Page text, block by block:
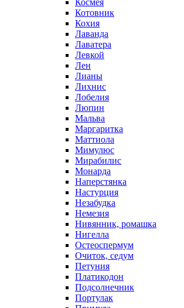
Космея
Котовник
Кохия
Лаванда
Лаватера
Левкой
Лен
Лианы
Лихнис
Лобелия
Люпин
Мальва
Маргаритка
Маттиола
Мимулюс
Мирабилис
Монарда
Наперстянка
Настурция
Незабудка
Немезия
Нивянник, ромашка
Нигелла
Остеоспермум
Очиток, седум
Петуния
Платикодон
Подсолнечник
Портулак